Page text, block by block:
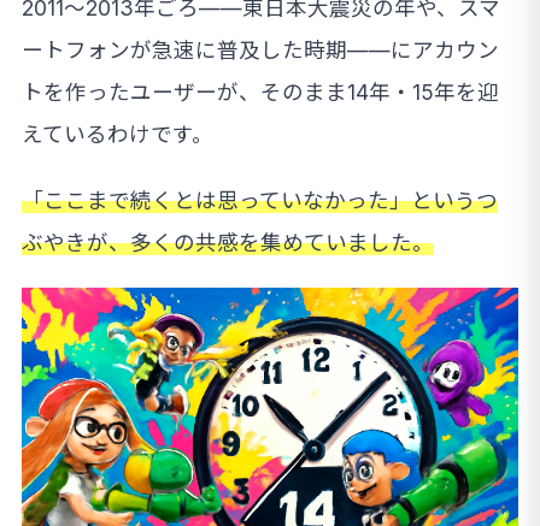
2011〜2013年ごろ——東日本大震災の年や、スマ
ートフォンが急速に普及した時期——にアカウン
トを作ったユーザーが、そのまま14年・15年を迎
えているわけです。
「ここまで続くとは思っていなかった」というつ
ぶやきが、多くの共感を集めていました。